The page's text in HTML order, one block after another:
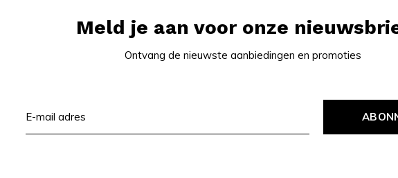
Meld je aan voor onze
Ontvang de nieuwste aanbiedingen en promoties